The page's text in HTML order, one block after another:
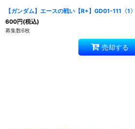
【ガンダム】エースの戦い【R+】GD01-111〈1〉
600円(税込)
募集数6枚
売却する